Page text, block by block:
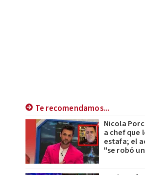
Te recomendamos...
Nicola
a chef que
estafa; el
"se robó